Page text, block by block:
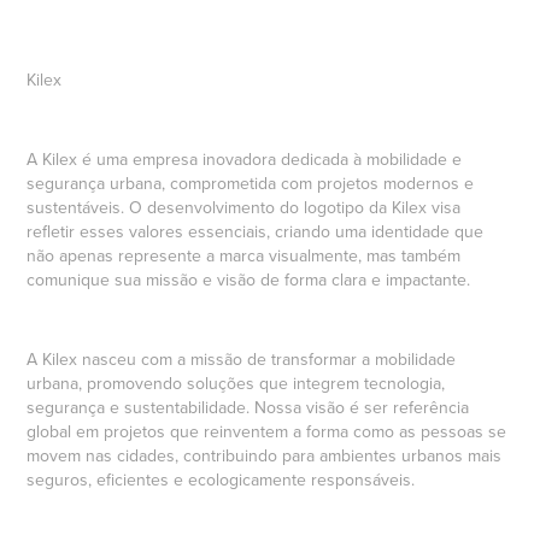
Kilex
A Kilex é uma empresa inovadora dedicada à mobilidade e
segurança urbana, comprometida com projetos modernos e
sustentáveis. O desenvolvimento do logotipo da Kilex visa
refletir esses valores essenciais, criando uma identidade que
não apenas represente a marca visualmente, mas também
comunique sua missão e visão de forma clara e impactante.
A Kilex nasceu com a missão de transformar a mobilidade
urbana, promovendo soluções que integrem tecnologia,
segurança e sustentabilidade. Nossa visão é ser referência
global em projetos que reinventem a forma como as pessoas se
movem nas cidades, contribuindo para ambientes urbanos mais
seguros, eficientes e ecologicamente responsáveis.